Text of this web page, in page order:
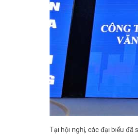
Tại hội nghị, các đại biểu đã